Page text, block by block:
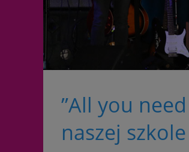
”All you
naszej szkole